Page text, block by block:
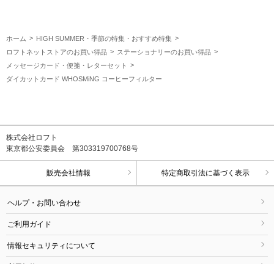
ホーム
HIGH SUMMER・季節の特集・おすすめ特集
ロフトネットストアのお買い得品
ステーショナリーのお買い得品
メッセージカード・便箋・レターセット
ダイカットカード WHOSMiNG コーヒーフィルター
株式会社ロフト
東京都公安委員会 第303319700768号
販売会社情報 特定商取引法に基づく表示
ヘルプ・お問い合わせ
ご利用ガイド
情報セキュリティについて